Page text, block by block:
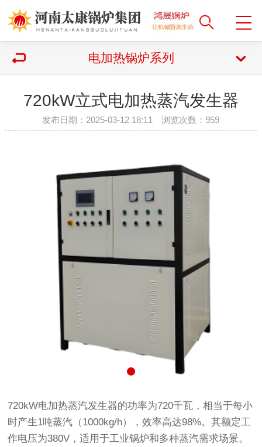
电加热锅炉系列
720kW立式电加热蒸汽发生器
发布日期：2025-03-12 18:11 浏览次数： 959
720kW电加热蒸汽发生器的功率为720千瓦，相当于每小
时产生1吨蒸汽（1000kg/h），效率高达98%。其额定工
作电压为380V，适用于工业锅炉和多种蒸汽需求场景。